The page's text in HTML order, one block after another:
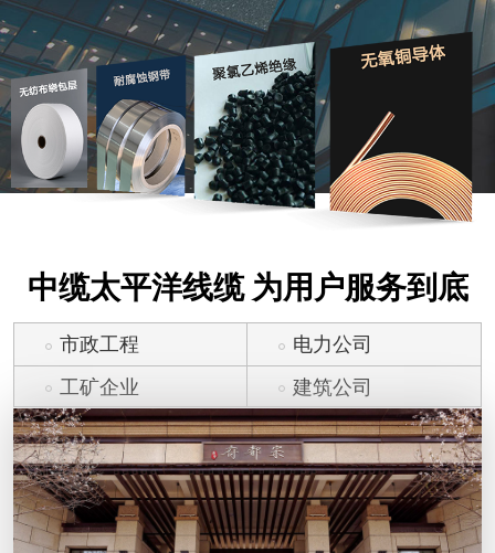
中缆太平洋线缆 为用户服务到底
市政工程
电力公司
工矿企业
建筑公司